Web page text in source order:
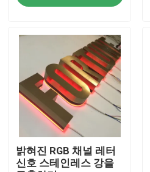
인용문을 요구하세요
3d 서한 신호
채널 레터 신호
백리트 서한 신호
밝혀진 RGB 채널 레터
신호 스테인레스 강을